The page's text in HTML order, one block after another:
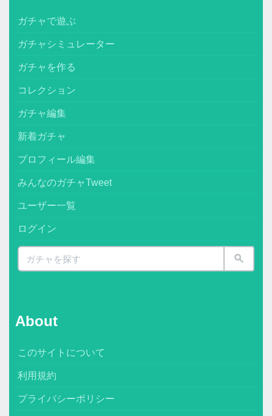
ガチャで遊ぶ
ガチャシミュレーター
ガチャを作る
コレクション
ガチャ編集
新着ガチャ
プロフィール編集
みんなのガチャTweet
ユーザー一覧
ログイン
About
このサイトについて
利用規約
プライバシーポリシー